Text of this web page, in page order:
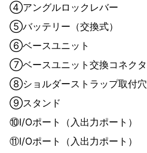
④アングルロックレバー
⑤バッテリー（交換式）
⑥ベースユニット
⑦ベースユニット交換コネクタ
⑧ショルダーストラップ取付穴
⑨スタンド
⑩I/Oポート（入出力ポート）
⑪I/Oポート（入出力ポート）